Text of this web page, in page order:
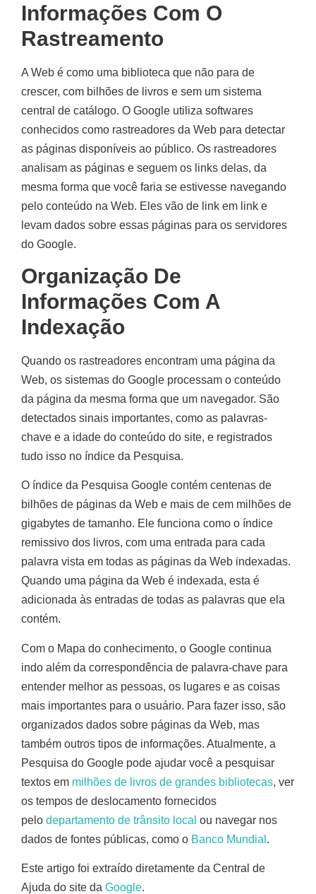
Informações Com O
Rastreamento
A Web é como uma biblioteca que não para de
crescer, com bilhões de livros e sem um sistema
central de catálogo. O Google utiliza softwares
conhecidos como rastreadores da Web para detectar
as páginas disponíveis ao público. Os rastreadores
analisam as páginas e seguem os links delas, da
mesma forma que você faria se estivesse navegando
pelo conteúdo na Web. Eles vão de link em link e
levam dados sobre essas páginas para os servidores
do Google.
Organização De
Informações Com A
Indexação
Quando os rastreadores encontram uma página da
Web, os sistemas do Google processam o conteúdo
da página da mesma forma que um navegador. São
detectados sinais importantes, como as palavras-
chave e a idade do conteúdo do site, e registrados
tudo isso no índice da Pesquisa.
O índice da Pesquisa Google contém centenas de
bilhões de páginas da Web e mais de cem milhões de
gigabytes de tamanho. Ele funciona como o índice
remissivo dos livros, com uma entrada para cada
palavra vista em todas as páginas da Web indexadas.
Quando uma página da Web é indexada, esta é
adicionada às entradas de todas as palavras que ela
contém.
Com o Mapa do conhecimento, o Google continua
indo além da correspondência de palavra-chave para
entender melhor as pessoas, os lugares e as coisas
mais importantes para o usuário. Para fazer isso, são
organizados dados sobre páginas da Web, mas
também outros tipos de informações. Atualmente, a
Pesquisa do Google pode ajudar você a pesquisar
textos em milhões de livros de grandes bibliotecas, ver
os tempos de deslocamento fornecidos
pelo departamento de trânsito local ou navegar nos
dados de fontes públicas, como o Banco Mundial .
Este artigo foi extraído diretamente da Central de
Ajuda do site da Google.